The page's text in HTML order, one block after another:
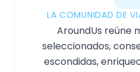
LA COMUNIDAD DE
AroundUs reúne
seleccionados,
escondidas,